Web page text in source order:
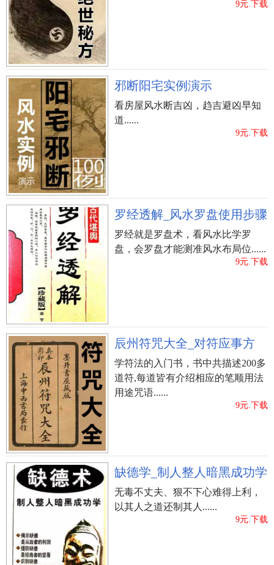
9元.下载
邪断阳宅实例演示
看房屋风水断吉凶，趋吉避凶早知
道......
9元.下载
罗经透解_风水罗盘使用步骤
罗经就是罗盘术，看风水比学罗
盘，会罗盘才能测准风水布局位......
9元.下载
辰州符咒大全_对符应事方
学符法的入门书，书中共描述200多
道符,每道皆有介绍相应的笔顺用法
用途咒语......
9元.下载
缺德学_制人整人暗黑成功学
无毒不丈夫、狠不下心难得上利，
以其人之道还制其人......
9元.下载